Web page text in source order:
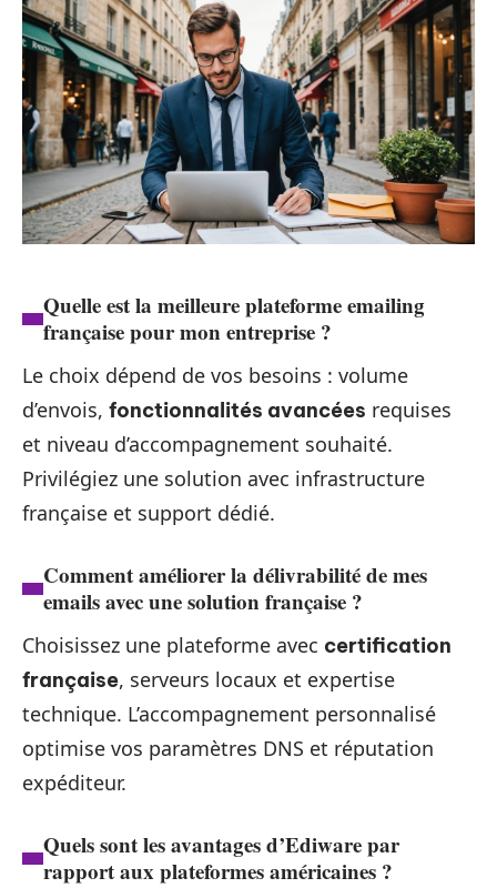
Quelle est la meilleure plateforme emailing
française pour mon entreprise ?
Le choix dépend de vos besoins : volume
d’envois, fonctionnalités avancées requises
et niveau d’accompagnement souhaité.
Privilégiez une solution avec infrastructure
française et support dédié.
Comment améliorer la délivrabilité de mes
emails avec une solution française ?
Choisissez une plateforme avec certification
française, serveurs locaux et expertise
technique. L’accompagnement personnalisé
optimise vos paramètres DNS et réputation
expéditeur.
Quels sont les avantages d’Ediware par
rapport aux plateformes américaines ?